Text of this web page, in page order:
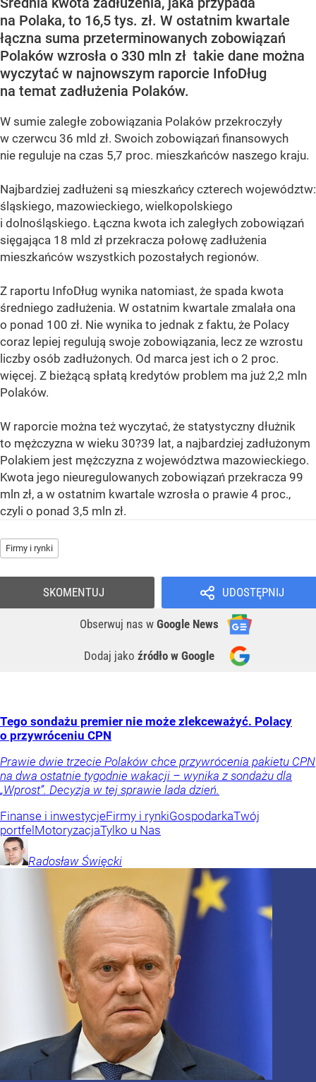
na Polaka, to 16,5 tys. zł. W ostatnim kwartale
łączna suma przeterminowanych zobowiązań
Polaków wzrosła o 330 mln zł takie dane można
wyczytać w najnowszym raporcie InfoDług
na temat zadłużenia Polaków.
W sumie zaległe zobowiązania Polaków przekroczyły
w czerwcu 36 mld zł. Swoich zobowiązań finansowych
nie reguluje na czas 5,7 proc. mieszkańców naszego kraju.
Najbardziej zadłużeni są mieszkańcy czterech województw:
śląskiego, mazowieckiego, wielkopolskiego
i dolnośląskiego. Łączna kwota ich zaległych zobowiązań
sięgająca 18 mld zł przekracza połowę zadłużenia
mieszkańców wszystkich pozostałych regionów.
Z raportu InfoDług wynika natomiast, że spada kwota
średniego zadłużenia. W ostatnim kwartale zmalała ona
o ponad 100 zł. Nie wynika to jednak z faktu, że Polacy
coraz lepiej regulują swoje zobowiązania, lecz ze wzrostu
liczby osób zadłużonych. Od marca jest ich o 2 proc.
więcej. Z bieżącą spłatą kredytów problem ma już 2,2 mln
Polaków.
W raporcie można też wyczytać, że statystyczny dłużnik
to mężczyzna w wieku 30?39 lat, a najbardziej zadłużonym
Polakiem jest mężczyzna z województwa mazowieckiego.
Kwota jego nieuregulowanych zobowiązań przekracza 99
mln zł, a w ostatnim kwartale wzrosła o prawie 4 proc.,
czyli o ponad 3,5 mln zł.
Firmy i rynki
UDOSTĘPNIJ
Obserwuj nas w Google News
Dodaj jako źródło w Google
SKOMENTUJ
Tego sondażu premier nie może zlekceważyć. Polacy
o przywróceniu CPN
Prawie dwie trzecie Polaków chce przywrócenia pakietu CPN
na dwa ostatnie tygodnie wakacji – wynika z sondażu dla
„Wprost”. Decyzja w tej sprawie lada dzień.
Finanse i inwestycjeFirmy i rynkiGospodarkaTwój
portfel MotoryzacjaTylko u Nas
Radosław Święcki